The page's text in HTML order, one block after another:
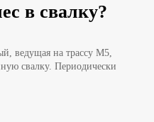
в свалку?
ведущая на трассу М5,
свалку. Периодически